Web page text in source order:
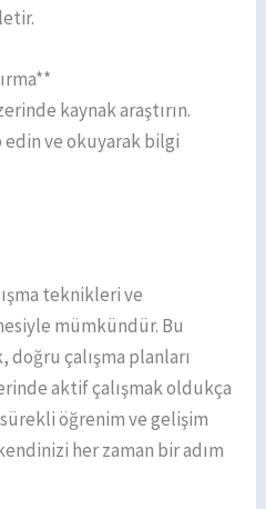
kaynak araştırın.
ve okuyarak bilgi
teknikleri ve
mümkündür. Bu
çalışma planları
aktif çalışmak oldukça
öğrenim ve gelişim
her zaman bir adım